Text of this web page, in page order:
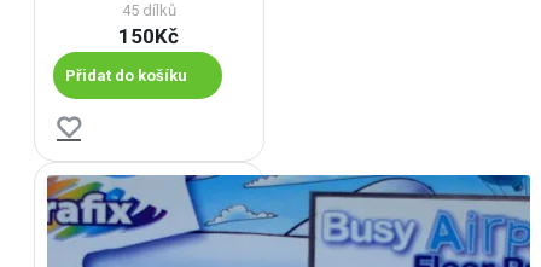
45 dílků
150Kč
Přidat do košíku